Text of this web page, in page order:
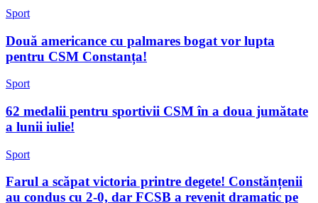
Sport
Două americance cu palmares bogat vor lupta
pentru CSM Constanța!
Sport
62 medalii pentru sportivii CSM în a doua jumătate
a lunii iulie!
Sport
Farul a scăpat victoria printre degete! Constănțenii
au condus cu 2-0, dar FCSB a revenit dramatic pe